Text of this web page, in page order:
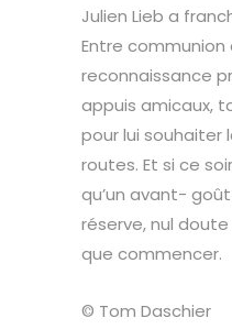
Julien Lieb a
Entre communion
reconnaissance
appuis amicaux,
pour lui souhaiter
routes. Et si ce
qu’un avant-
réserve, nul
que commencer.
© Tom Daschier